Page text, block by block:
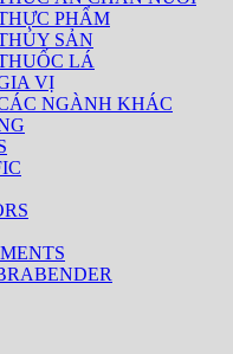
PHẨM
SẢN
LÁ
VỊ
NGÀNH KHÁC